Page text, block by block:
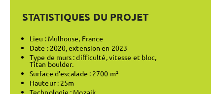
STATISTIQUES DU PROJET
Lieu : Mulhouse, France
Date : 2020, extension en 2023
Type de murs : difficulté, vitesse et bloc,
Titan boulder.
Surface d'escalade : 2700 m²
Hauteur : 25m
Technologie : Mozaik